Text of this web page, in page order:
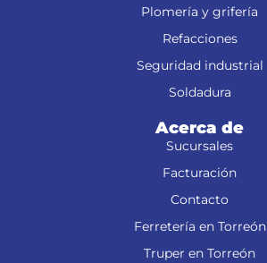
Plomería y grifería
Refacciones
Seguridad industrial
Soldadura
Acerca de
Sucursales
Facturación
Contacto
Ferretería en Torreón
Truper en Torreón